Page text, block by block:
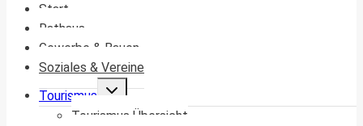
Start
Rathaus
Gewerbe & Bauen
Soziales & Vereine
Tourismus
Untermenü
umschalten
Tourismus Übersicht